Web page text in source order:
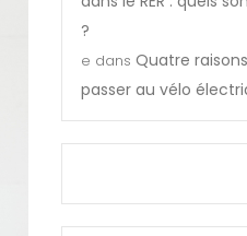
?
e dans Quatre
passer au vélo